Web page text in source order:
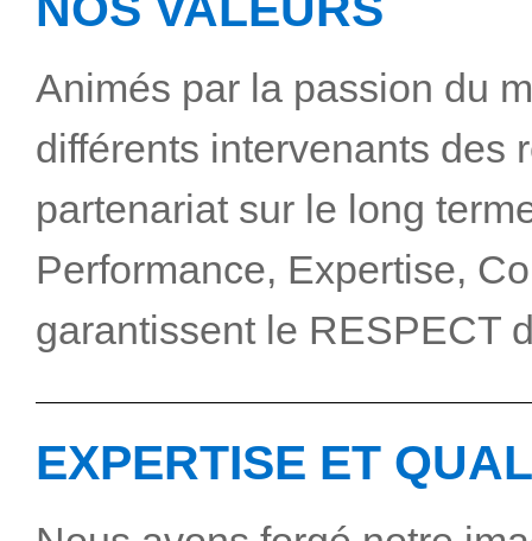
Animés par la passion du
différents intervenants des
partenariat sur le long
Performance, Expertise,
garantissent le RESPECT
EXPERTISE ET